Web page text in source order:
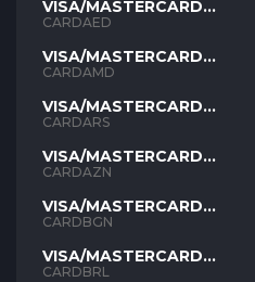
VISA/MASTERCARD
AED
CARDAED
VISA/MASTERCARD
AMD
CARDAMD
VISA/MASTERCARD
ARS
CARDARS
VISA/MASTERCARD
AZN
CARDAZN
VISA/MASTERCARD
BGN
CARDBGN
VISA/MASTERCARD
BRL
CARDBRL